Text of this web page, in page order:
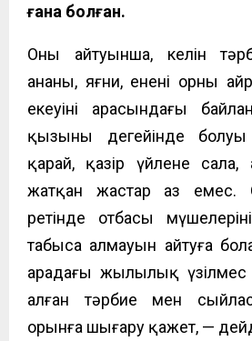
ғана болған.
Оның айтуынша, келін
анаңның, яғни, ененің орны
екеуінің арасындағы
қызының деңгейінде
қарай, қазір үйлене сала,
жатқан жастар аз емес.
ретінде отбасы
табыса алмауын айтуға
арадағы жылылық үзілмес
алған тәрбие мен
орынға шығару қажет, —